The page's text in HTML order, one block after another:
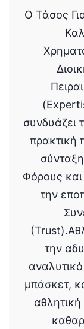
Ο Τάσος
συνδυάζει
πρακτική
Φόρους
την
την
μπάσκετ,